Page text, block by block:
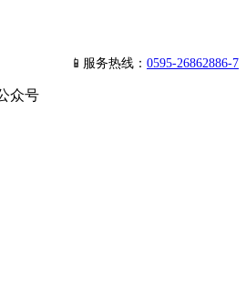
📱服务热线： 0595-26862886-7